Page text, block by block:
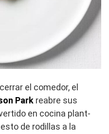
el comedor, el
Park reabre sus
en cocina plant-
de rodillas a la